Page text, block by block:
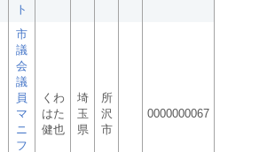
ト
市
議
会
議
員
マ
ニ
フ
くわ
はた
健也
埼
玉
県
所
沢
市
0000000067